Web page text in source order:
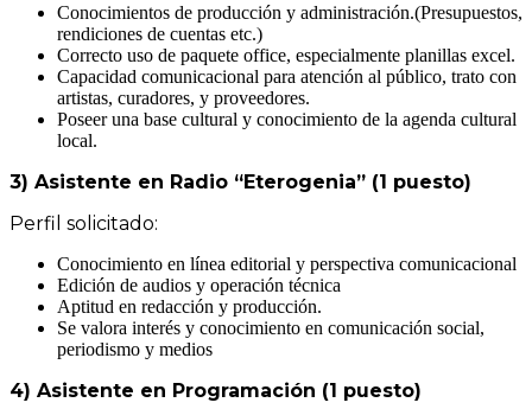
Conocimientos de producción y administración.(Presupuestos,
rendiciones de cuentas etc.)
Correcto uso de paquete office, especialmente planillas excel.
Capacidad comunicacional para atención al público, trato con
artistas, curadores, y proveedores.
Poseer una base cultural y conocimiento de la agenda cultural
local.
3) Asistente en Radio “Eterogenia” (1 puesto)
Perfil solicitado:
Conocimiento en línea editorial y perspectiva comunicacional
Edición de audios y operación técnica
Aptitud en redacción y producción.
Se valora interés y conocimiento en comunicación social,
periodismo y medios
4) Asistente en Programación (1 puesto)